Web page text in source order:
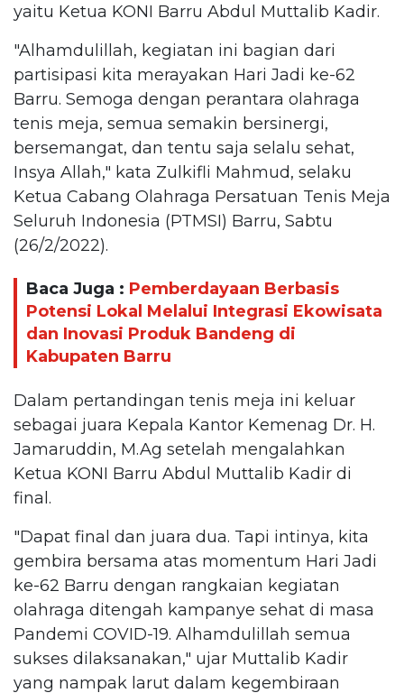
yaitu Ketua KONI Barru Abdul Muttalib Kadir.
"Alhamdulillah, kegiatan ini bagian dari
partisipasi kita merayakan Hari Jadi ke-62
Barru. Semoga dengan perantara olahraga
tenis meja, semua semakin bersinergi,
bersemangat, dan tentu saja selalu sehat,
Insya Allah," kata Zulkifli Mahmud, selaku
Ketua Cabang Olahraga Persatuan Tenis Meja
Seluruh Indonesia (PTMSI) Barru, Sabtu
(26/2/2022).
Baca Juga : Pemberdayaan Berbasis
Potensi Lokal Melalui Integrasi Ekowisata
dan Inovasi Produk Bandeng di
Kabupaten Barru
Dalam pertandingan tenis meja ini keluar
sebagai juara Kepala Kantor Kemenag Dr. H.
Jamaruddin, M.Ag setelah mengalahkan
Ketua KONI Barru Abdul Muttalib Kadir di
final.
"Dapat final dan juara dua. Tapi intinya, kita
gembira bersama atas momentum Hari Jadi
ke-62 Barru dengan rangkaian kegiatan
olahraga ditengah kampanye sehat di masa
Pandemi COVID-19. Alhamdulillah semua
sukses dilaksanakan," ujar Muttalib Kadir
yang nampak larut dalam kegembiraan